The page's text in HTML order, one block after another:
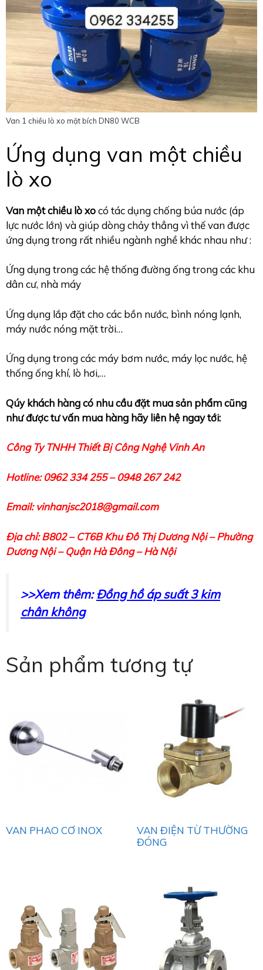
Van 1 chiều lò xo mặt bích DN80 WCB
Ứng dụng van một chiều
lò xo
Van một chiều lò xocó tác dụng chống búa nước (áp
lực nước lớn) và giúp dòng chảy thẳng vì thế van được
ứng dụng trong rất nhiều ngành nghề khác nhau như :
Ứng dụng trong các hệ thống đường ống trong các khu
dân cư, nhà máy
Ứng dụng lắp đặt cho các bồn nước, bình nóng lạnh,
máy nước nóng mặt trời…
Ứng dụng trong các máy bơm nước, máy lọc nước, hệ
thống ống khí, lò hơi,…
Qúy khách hàng có nhu cầu đặt mua sản phẩm cũng
như được tư vấn mua hàng hãy liên hệ ngay tới:
Công Ty TNHH Thiết Bị Công Nghệ Vinh An
Hotline: 0962 334 255 – 0948 267 242
Email: vinhanjsc2018@gmail.com
Địa chỉ: B802 – CT6B Khu Đô Thị Dương Nội – Phường
Dương Nội – Quận Hà Đông – Hà Nội
>>Xem thêm:Đồng hồ áp suất 3 kim
chân không
Sản phẩm tương tự
VAN PHAO CƠ INOX
VAN ĐIỆN TỪ THƯỜNG
ĐÓNG